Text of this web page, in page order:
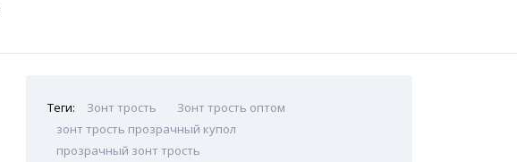
Теги: Зонт трость
Зонт трость оптом
зонт трость прозрачный купол
прозрачный зонт трость